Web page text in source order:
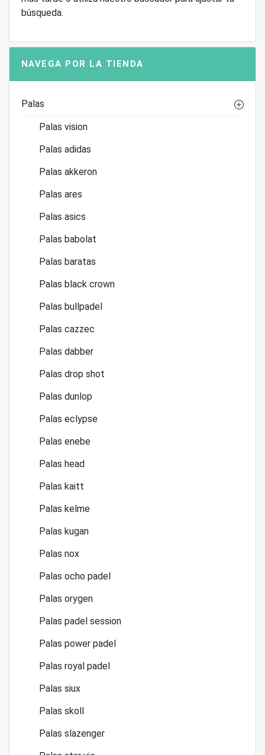
NAVEGA POR LA TIENDA
Palas
Palas vision
Palas adidas
Palas akkeron
Palas ares
Palas asics
Palas babolat
Palas baratas
Palas black crown
Palas bullpadel
Palas cazzec
Palas dabber
Palas drop shot
Palas dunlop
Palas eclypse
Palas enebe
Palas head
Palas kaitt
Palas kelme
Palas kugan
Palas nox
Palas ocho padel
Palas orygen
Palas padel session
Palas power padel
Palas royal padel
Palas siux
Palas skoll
Palas slazenger
búsqueda.